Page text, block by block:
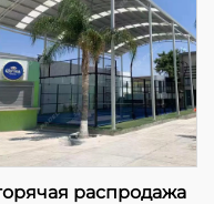
распродажа